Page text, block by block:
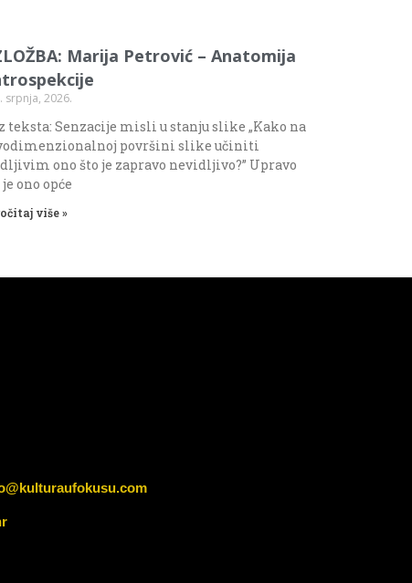
Marija Petrović – Anatomija
srpnja, 2026.
teksta: Senzacije misli u stanju slike „Kako na
površini slike učiniti
ono što je zapravo nevidljivo?” Upravo
ono opće
više »